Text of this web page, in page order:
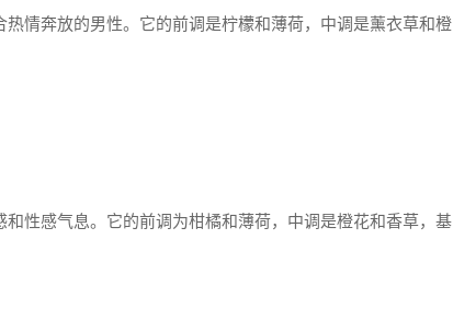
情奔放的男性。它的前调是柠檬和薄荷，中调是薰衣草和橙
性感气息。它的前调为柑橘和薄荷，中调是橙花和香草，基